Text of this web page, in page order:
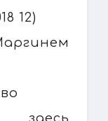
12)
здесь